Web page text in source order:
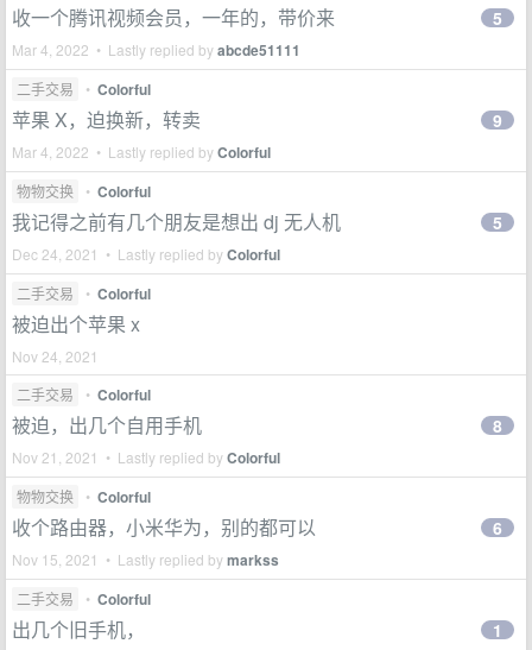
收一个腾讯视频会员，一年的，带价来
Mar 4, 2022 • Lastly replied byabcde51111
5
二手交易 • Colorful
苹果 X，迫换新，转卖
Mar 4, 2022 • Lastly replied byColorful
9
物物交换 • Colorful
我记得之前有几个朋友是想出 dj 无人机
Dec 24, 2021 • Lastly replied byColorful
5
二手交易 • Colorful
被迫出个苹果 x
Nov 24, 2021
二手交易
• Colorful
被迫，出几个自用手机
Nov 21, 2021 • Lastly replied byColorful
8
物物交换 • Colorful
收个路由器，小米华为，别的都可以
Nov 15, 2021 • Lastly replied bymarkss
6
二手交易 • Colorful
出几个旧手机， 1